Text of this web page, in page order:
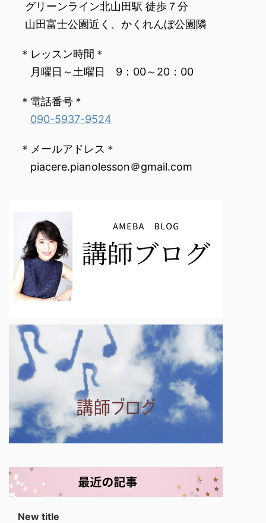
‌ グリーンライン北山田駅 徒歩７分
‌ 山田富士公園近く、かくれんぼ公園隣
‌ ＊レッスン時間＊
‌ ‌ 月曜日～土曜日 9：00～20：00‌ ‌
‌ ＊電話番号＊
090-5937-9524
‌ ＊メールアドレス＊
‌ ‌ piacere.pianolesson＠gmail.com
New title